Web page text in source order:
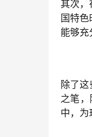
其次，
国特
能够充
除了
之笔
中，为